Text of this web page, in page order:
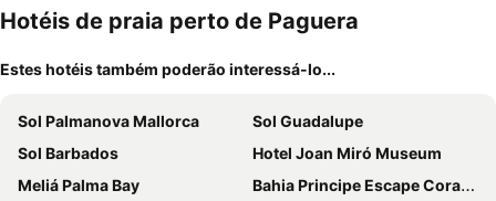
Hotéis de praia perto de Paguera
Estes hotéis também poderão interessá-lo...
Sol Palmanova Mallorca
Sol Guadalupe
Sol Barbados
Hotel Joan Miró Museum
Meliá Palma Bay
Bahia Principe Escape Coral Playa +16